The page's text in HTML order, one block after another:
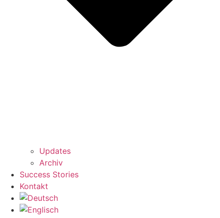
Updates
Archiv
Success Stories
Kontakt